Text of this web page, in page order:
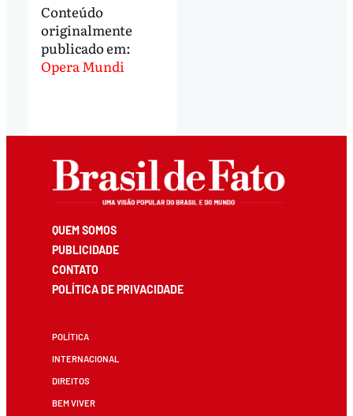
Conteúdo
originalmente
publicado em:
Opera Mundi
QUEM SOMOS
PUBLICIDADE
CONTATO
POLÍTICA DE PRIVACIDADE
POLÍTICA
INTERNACIONAL
DIREITOS
BEM VIVER